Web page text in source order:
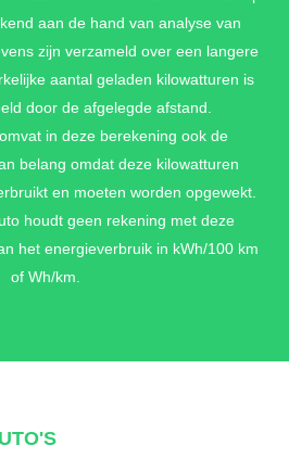
aan de hand van analyse van
zijn verzameld over een langere
aantal geladen kilowatturen is
door de afgelegde afstand.
in deze berekening ook de
belang omdat deze kilowatturen
en moeten worden opgewekt.
houdt geen rekening met deze
het energieverbruik in kWh/100 km
of Wh/km.